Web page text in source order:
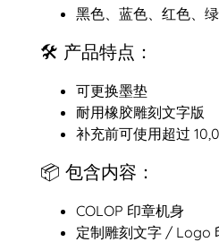
黑色、蓝色、红色、
🛠️ 产品特点：
可更换墨垫
耐用橡胶雕刻文字版
补充前可使用超过
📦 包含内容：
COLOP 印章机身
定制雕刻文字 / Logo